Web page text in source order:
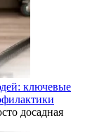
ключевые
досадная